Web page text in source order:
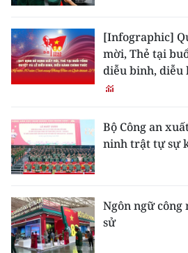
ESPAÑOL
[Infographic]
mời, Thẻ tại
diễu binh, diễu
Bộ Công an
ninh trật tự sự
Ngôn ngữ công
sử